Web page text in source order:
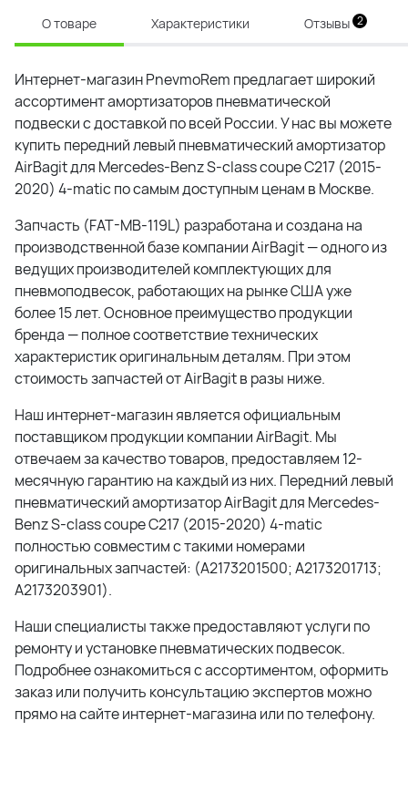
О товаре Характеристики Отзывы 2
Интернет-магазин PnevmoRem предлагает широкий
ассортимент амортизаторов пневматической
подвески с доставкой по всей России. У нас вы можете
купить передний левый пневматический амортизатор
AirBagit для Mercedes-Benz S-class coupe C217 (2015-
2020) 4-matic по самым доступным ценам в Москве.
Запчасть (FAT-MB-119L) разработана и создана на
производственной базе компании AirBagit — одного из
ведущих производителей комплектующих для
пневмоподвесок, работающих на рынке США уже
более 15 лет. Основное преимущество продукции
бренда — полное соответствие технических
характеристик оригинальным деталям. При этом
стоимость запчастей от AirBagit в разы ниже.
Наш интернет-магазин является официальным
поставщиком продукции компании AirBagit. Мы
отвечаем за качество товаров, предоставляем 12-
месячную гарантию на каждый из них. Передний левый
пневматический амортизатор AirBagit для Mercedes-
Benz S-class coupe C217 (2015-2020) 4-matic
полностью совместим с такими номерами
оригинальных запчастей: (A2173201500; A2173201713;
A2173203901).
Наши специалисты также предоставляют услуги по
ремонту и установке пневматических подвесок.
Подробнее ознакомиться с ассортиментом, оформить
заказ или получить консультацию экспертов можно
прямо на сайте интернет-магазина или по телефону.